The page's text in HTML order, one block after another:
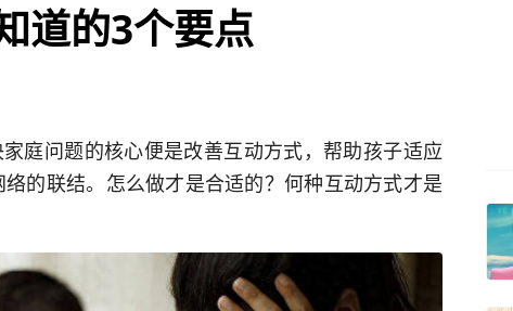
道的3个要点
庭问题的核心便是改善互动方式，帮助孩子适应
的联结。怎么做才是合适的？何种互动方式才是